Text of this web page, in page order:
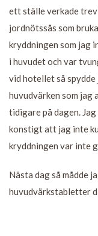
ett ställe verkade
jordnötssås som
kryddningen som jag
i huvudet och var
vid hotellet så
huvudvärken som jag
tidigare på dagen.
konstigt att jag inte
kryddningen var inte
Nästa dag så mådde
huvudvärkstabletter